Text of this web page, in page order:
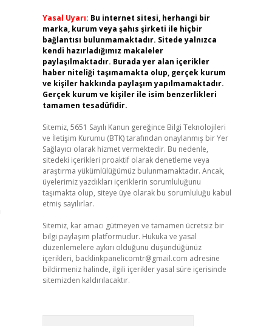
Yasal Uyarı: Bu internet sitesi, herhangi bir
marka, kurum veya şahıs şirketi ile hiçbir
bağlantısı bulunmamaktadır. Sitede yalnızca
kendi hazırladığımız makaleler
paylaşılmaktadır. Burada yer alan içerikler
haber niteliği taşımamakta olup, gerçek kurum
ve kişiler hakkında paylaşım yapılmamaktadır.
Gerçek kurum ve kişiler ile isim benzerlikleri
tamamen tesadüfidir.
Sitemiz, 5651 Sayılı Kanun gereğince Bilgi Teknolojileri
ve İletişim Kurumu (BTK) tarafından onaylanmış bir Yer
Sağlayıcı olarak hizmet vermektedir. Bu nedenle,
sitedeki içerikleri proaktif olarak denetleme veya
araştırma yükümlülüğümüz bulunmamaktadır. Ancak,
üyelerimiz yazdıkları içeriklerin sorumluluğunu
taşımakta olup, siteye üye olarak bu sorumluluğu kabul
etmiş sayılırlar.
Sitemiz, kar amacı gütmeyen ve tamamen ücretsiz bir
bilgi paylaşım platformudur. Hukuka ve yasal
düzenlemelere aykırı olduğunu düşündüğünüz
içerikleri, backlinkpanelicomtr@gmail.com adresine
bildirmeniz halinde, ilgili içerikler yasal süre içerisinde
sitemizden kaldırılacaktır.